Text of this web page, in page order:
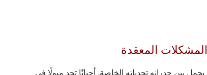
المعقدة
بين جدرانه تحدياته الخاصة. أحيانًا تجد ميولًا في